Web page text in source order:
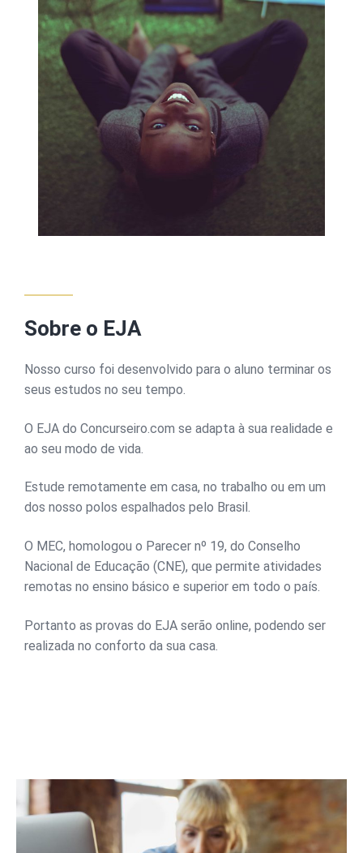
Sobre o EJA
Nosso curso foi desenvolvido para o aluno terminar os
seus estudos no seu tempo.
O EJA do Concurseiro.com se adapta à sua realidade e
ao seu modo de vida.
Estude remotamente em casa, no trabalho ou em um
dos nosso polos espalhados pelo Brasil.
O MEC, homologou o Parecer nº 19, do Conselho
Nacional de Educação (CNE), que permite atividades
remotas no ensino básico e superior em todo o país.
Portanto as provas do EJA serão online, podendo ser
realizada no conforto da sua casa.